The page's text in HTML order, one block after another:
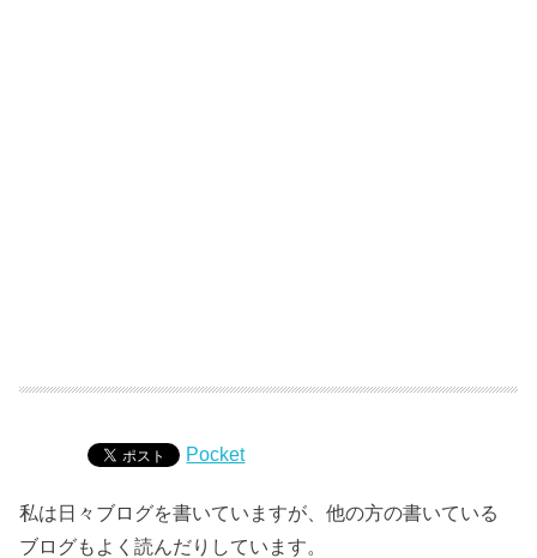
Pocket
私は日々ブログを書いていますが、他の方の書いている
ブログもよく読んだりしています。